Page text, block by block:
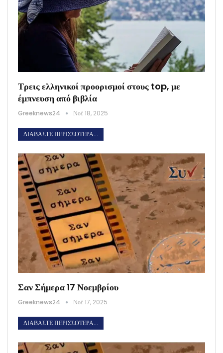
Τρεις ελληνικοί προορισμοί στους top, με
έμπνευση από βιβλία
Greeknews24 Νοέ 18, 2025
ΔΙΑΒΆΣΤΕ ΠΕΡΙΣΣΌΤΕΡΑ...
Σαν Σήμερα 17 Νοεμβρίου
Greeknews24 Νοέ 17, 2025
ΔΙΑΒΆΣΤΕ ΠΕΡΙΣΣΌΤΕΡΑ...